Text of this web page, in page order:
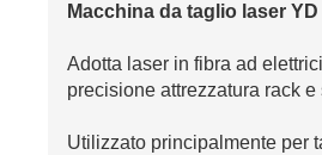
Macchina da taglio laser YD
Adotta laser in fibra ad
precisione attrezzatura rack
Utilizzato principalmente per